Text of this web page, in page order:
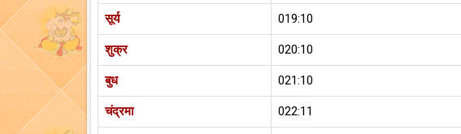
सूर्य 019:10
शुक्र 020:10
बुध 021:10
चंद्रमा 022:11